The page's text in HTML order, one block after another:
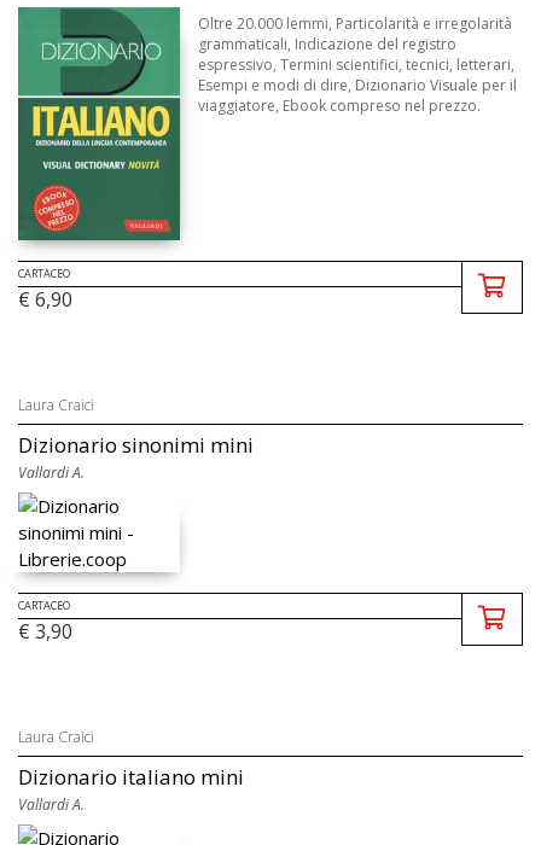
Oltre 20.000 lemmi, Particolarità e irregolarità
grammaticali, Indicazione del registro
espressivo, Termini scientifici, tecnici, letterari,
Esempi e modi di dire, Dizionario Visuale per il
viaggiatore, Ebook compreso nel prezzo.
CARTACEO
€ 6,90
Laura Craici
Dizionario sinonimi mini
Vallardi A.
CARTACEO
€ 3,90
Laura Craici
Dizionario italiano mini
Vallardi A.